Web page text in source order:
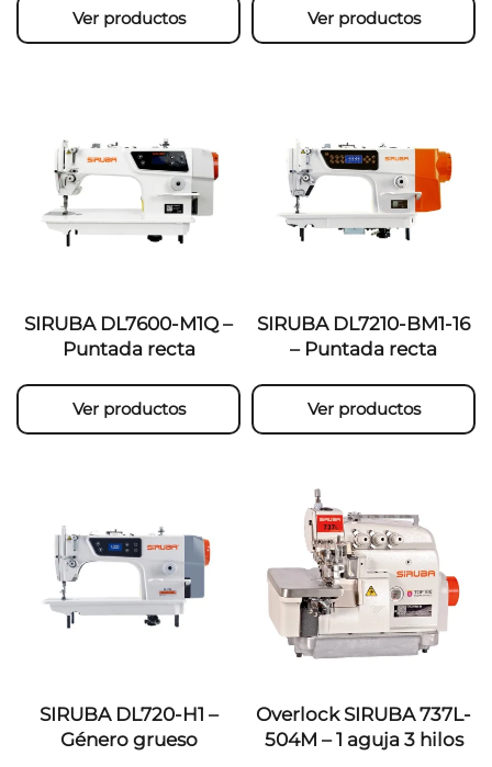
Ver productos Ver productos
SIRUBA DL7600-M1Q –
Puntada recta
Ver productos
SIRUBA DL7210-BM1-16
– Puntada recta
Ver productos
SIRUBA DL720-H1 –
Género grueso
Overlock SIRUBA 737L-
504M – 1 aguja 3 hilos